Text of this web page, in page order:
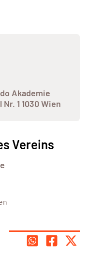
Akademie
1 1030 Wien
Vereins